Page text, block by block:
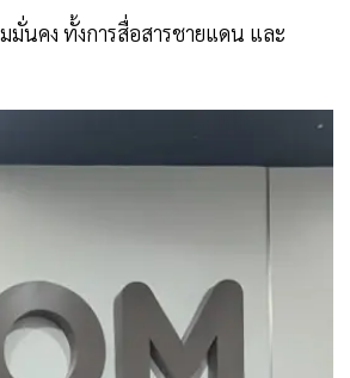
มั่นคง ทั้งการสื่อสารชายแดน และ